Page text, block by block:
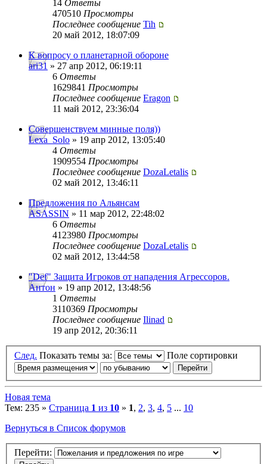
14 Ответы
470510 Просмотры
Последнее сообщение Tih
20 май 2012, 18:07:09
К вопросу о планетарной обороне
ari31 » 27 апр 2012, 06:19:11
6 Ответы
1629841 Просмотры
Последнее сообщение Eragon
11 май 2012, 23:36:04
Совершенствуем минные поля))
Lexa_Solo » 19 апр 2012, 13:05:40
4 Ответы
1909554 Просмотры
Последнее сообщение DozaLetalis
02 май 2012, 13:46:11
Предложения по Альянсам
ASASSIN » 11 мар 2012, 22:48:02
6 Ответы
4123980 Просмотры
Последнее сообщение DozaLetalis
02 май 2012, 13:44:58
"Def" Защита Игроков от нападения Агрессоров.
Антон » 19 апр 2012, 13:48:56
1 Ответы
3110369 Просмотры
Последнее сообщение Ilinad
19 апр 2012, 20:36:11
След. Показать темы за: Поле сортировки
Новая тема
Тем: 235 » Страница 1 из 10 » 1, 2, 3, 4, 5 ... 10
Вернуться в Список форумов
Перейти: